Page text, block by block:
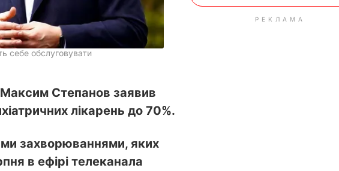
себе обслуговувати
Максим Степанов заявив
лікарень до 70%.
захворюваннями, яких
в ефірі телеканала
РЕКЛАМА